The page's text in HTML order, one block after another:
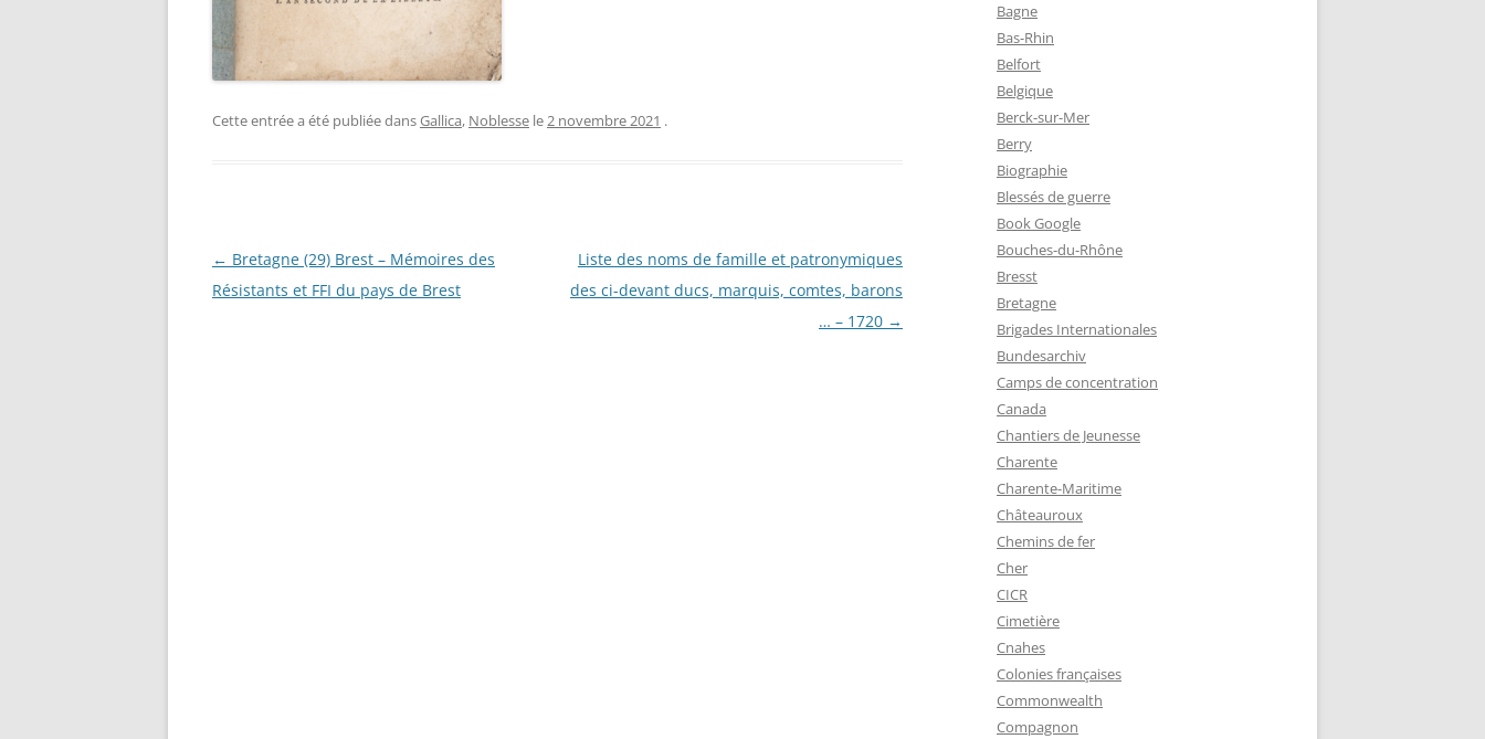
PAR LES AUTORITÉS DU REICH, 16
DÉCEMBRE 1942.
BASE DES SOLDATS DU 147E
FORTERESSE
ARCHIVES DE LA GRANDE
Cette entrée a été publiée dansGallica, Noblesse le 2 novembre 2021 .
Navigation
des
← Bretagne (29) Brest – Mémoires des
Résistants et FFI du pays de Brest
Liste des noms de famille et patronymiques
des ci-devant ducs, marquis, comtes, barons
… – 1720 →
Bagne
Bas-Rhin
Belfort
Belgique
Berck-sur-Mer
Berry
Biographie
Blessés de guerre
Book Google
Bouches-du-Rhône
Bresst
Bretagne
Brigades Internationales
Bundesarchiv
Camps de concentration
Canada
Chantiers de Jeunesse
Charente
Charente-Maritime
Châteauroux
Chemins de fer
Cher
CICR
Cimetière
Cnahes
Colonies françaises
Commonwealth
Compagnon